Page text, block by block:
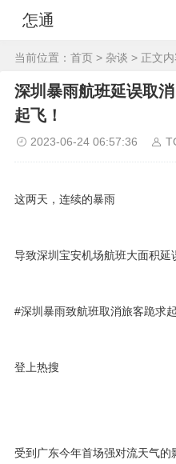
怎通
当前位置： 首页 > 杂谈 > 正文内
深圳暴雨航班延误取
起飞！
2023-06-24 06:57:36
这两天，连续的暴雨
导致深圳宝安机场航班大面积延
#深圳暴雨致航班取消旅客跪求
登上热搜
受到广东今年首场强对流天气的